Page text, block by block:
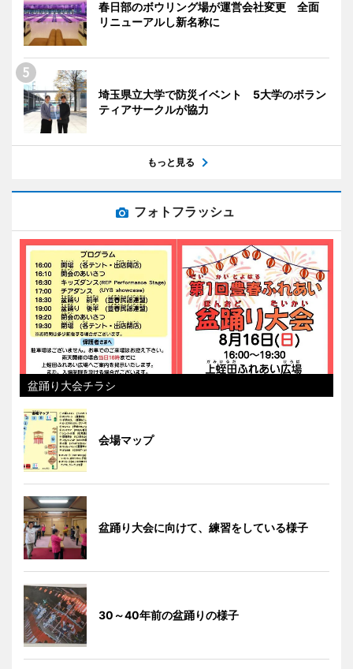
春日部のボウリング場が運営会社変更 全面
リニューアルし新名称に
埼玉県立大学で防災イベント 5大学のボラン
ティアサークルが協力
もっと見る
フォトフラッシュ
盆踊り大会チラシ
会場マップ
盆踊り大会に向けて、練習をしている様子
30～40年前の盆踊りの様子